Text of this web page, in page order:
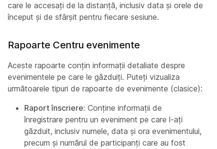
care le accesați de la distanță, inclusiv data și orele de
început și de sfârșit pentru fiecare sesiune.
Rapoarte Centru evenimente
Aceste rapoarte conțin informații detaliate despre
evenimentele pe care le găzduiți. Puteți vizualiza
următoarele tipuri de rapoarte de evenimente (clasice):
Raport înscriere: Conține informații de
înregistrare pentru un eveniment pe care l-ați
găzduit, inclusiv numele, data și ora evenimentului,
precum și numărul de participanți care au fost